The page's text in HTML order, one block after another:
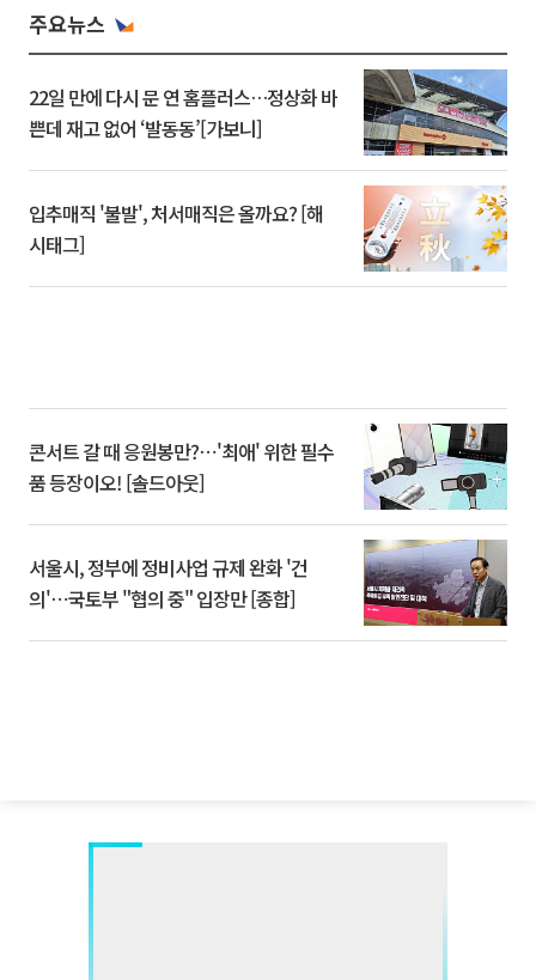
주요뉴스
22일 만에 다시 문 연 홈플러스…정상화 바
쁜데 재고 없어 ‘발동동’[가보니]
입추매직 '불발', 처서매직은 올까요? [해
시태그]
콘서트 갈 때 응원봉만?⋯'최애' 위한 필수
품 등장이오! [솔드아웃]
서울시, 정부에 정비사업 규제 완화 '건
의'⋯국토부 "협의 중" 입장만 [종합]